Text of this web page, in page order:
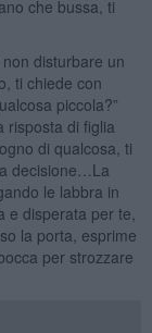
che bussa, ti
disturbare un
ti chiede con
piccola?”
risposta di figlia
di qualcosa, ti
decisione…La
le labbra in
e disperata per te,
la porta, esprime
per strozzare